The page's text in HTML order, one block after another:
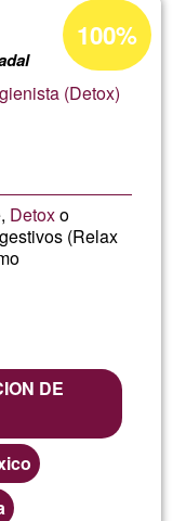
(Detox)
Detoxo
(Relax
DE
Acceptance
percentage
Ğ1
100%